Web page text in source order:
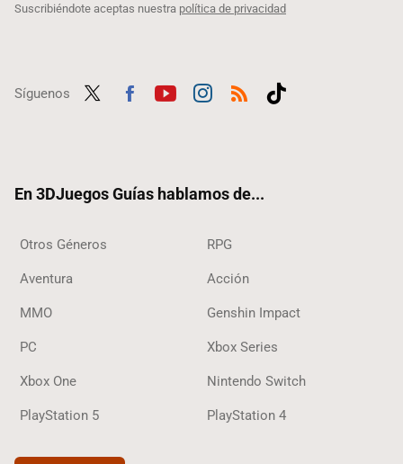
Suscribiéndote aceptas nuestra política de privacidad
Síguenos
En 3DJuegos Guías hablamos de...
Otros Géneros RPG
Aventura Acción
MMO Genshin Impact
PC Xbox Series
Xbox One Nintendo Switch
PlayStation 5 PlayStation 4